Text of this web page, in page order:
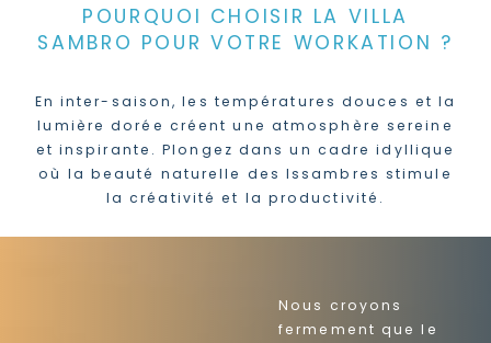
POURQUOI CHOISIR LA VILLA
SAMBRO POUR VOTRE WORKATION ?
En inter-saison, les températures douces et la
lumière dorée créent une atmosphère sereine
et inspirante. Plongez dans un cadre idyllique
où la beauté naturelle des Issambres stimule
la créativité et la productivité.
Nous croyons
fermement que le